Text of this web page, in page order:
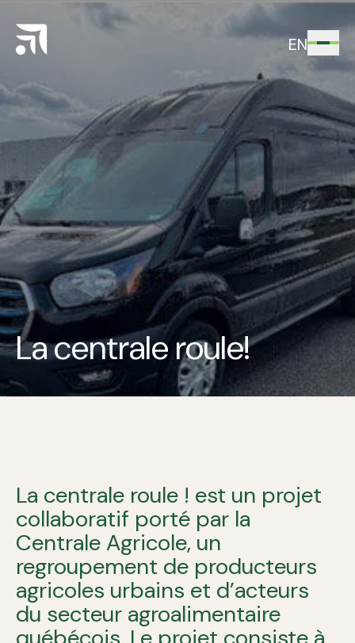
EN
La centrale roule!
La centrale roule ! est un projet
collaboratif porté par la
Centrale Agricole, un
regroupement de producteurs
agricoles urbains et d’acteurs
du secteur agroalimentaire